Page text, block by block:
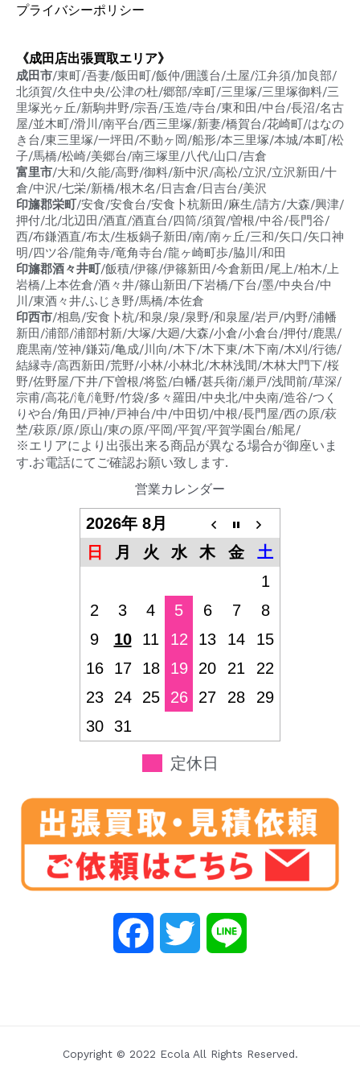
プライバシーポリシー
《成田店出張買取エリア》
成田市/東町/吾妻/飯田町/飯仲/囲護台/土屋/江弁須/加良部/
北須賀/久住中央/公津の杜/郷部/幸町/三里塚/三里塚御料/三
里塚光ヶ丘/新駒井野/宗吾/玉造/寺台/東和田/中台/長沼/名古
屋/並木町/滑川/南平台/西三里塚/新妻/橋賀台/花崎町/はなの
き台/東三里塚/一坪田/不動ヶ岡/船形/本三里塚/本城/本町/松
子/馬橋/松崎/美郷台/南三塚里/八代/山口/吉倉
富里市/大和/久能/高野/御料/新中沢/高松/立沢/立沢新田/十
倉/中沢/七栄/新橋/根木名/日吉倉/日吉台/美沢
印旛郡栄町/安食/安食台/安食卜杭新田/麻生/請方/大森/興津/
押付/北/北辺田/酒直/酒直台/四筒/須賀/曽根/中谷/長門谷/
西/布鎌酒直/布太/生板鍋子新田/南/南ヶ丘/三和/矢口/矢口神
明/四ツ谷/龍角寺/竜角寺台/龍ヶ崎町歩/脇川/和田
印旛郡酒々井町/飯積/伊篠/伊篠新田/今倉新田/尾上/柏木/上
岩橋/上本佐倉/酒々井/篠山新田/下岩橋/下台/墨/中央台/中
川/東酒々井/ふじき野/馬橋/本佐倉
印西市/相島/安食卜杭/和泉/泉/泉野/和泉屋/岩戸/内野/浦幡
新田/浦部/浦部村新/大塚/大廻/大森/小倉/小倉台/押付/鹿黒/
鹿黒南/笠神/鎌苅/亀成/川向/木下/木下東/木下南/木刈/行徳/
結縁寺/高西新田/荒野/小林/小林北/木林浅間/木林大門下/桜
野/佐野屋/下井/下曽根/将監/白幡/甚兵衛/瀬戸/浅間前/草深/
宗甫/高花/滝/滝野/竹袋/多々羅田/中央北/中央南/造谷/つく
りや台/角田/戸神/戸神台/中/中田切/中根/長門屋/西の原/萩
埜/萩原/原/原山/東の原/平岡/平賀/平賀学園台/船尾/
※エリアにより出張出来る商品が異なる場合が御座いま
す.お電話にてご確認お願い致します.
営業カレンダー
2026年 8月
日
月 火 水 木 金
土
1
2
3 4 5 6 7
8
9
10 11 12 13 14
15
16
17 18 19 20 21
22
23
24 25 26 27 28
29
30
31
定休日
e t e
Copyright © 2022 Ecola All Rights Reserved.